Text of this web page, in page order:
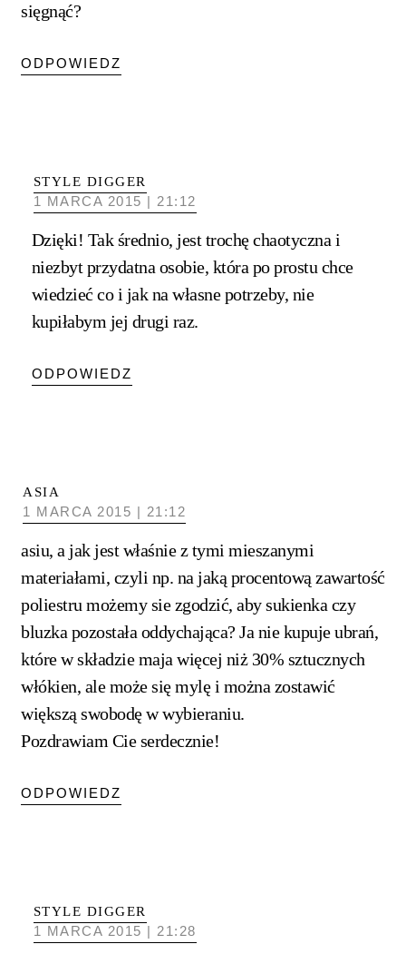
sięgnąć?
ODPOWIEDZ
STYLE DIGGER
1 MARCA 2015 | 21:12
Dzięki! Tak średnio, jest trochę chaotyczna i
niezbyt przydatna osobie, która po prostu chce
wiedzieć co i jak na własne potrzeby, nie
kupiłabym jej drugi raz.
ODPOWIEDZ
ASIA
1 MARCA 2015 | 21:12
asiu, a jak jest właśnie z tymi mieszanymi
materiałami, czyli np. na jaką procentową zawartość
poliestru możemy sie zgodzić, aby sukienka czy
bluzka pozostała oddychająca? Ja nie kupuje ubrań,
które w składzie maja więcej niż 30% sztucznych
włókien, ale może się mylę i można zostawić
większą swobodę w wybieraniu.
Pozdrawiam Cie serdecznie!
ODPOWIEDZ
STYLE DIGGER
1 MARCA 2015 | 21:28